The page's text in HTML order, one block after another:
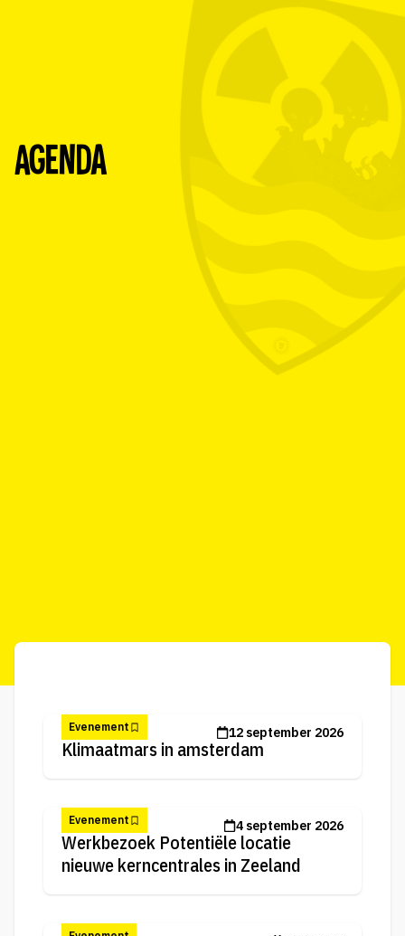
Agenda
Evenement 12 september 2026
Klimaatmars in amsterdam
Evenement 4 september 2026
Werkbezoek Potentiële locatie
nieuwe kerncentrales in Zeeland